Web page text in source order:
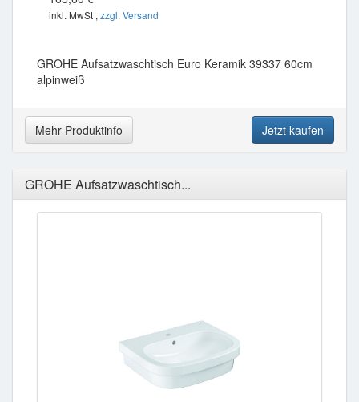
inkl. MwSt , zzgl. Versand
GROHE Aufsatzwaschtisch Euro Keramik 39337 60cm
alpinweiß
Mehr Produktinfo Jetzt kaufen
GROHE Aufsatzwaschtisch...